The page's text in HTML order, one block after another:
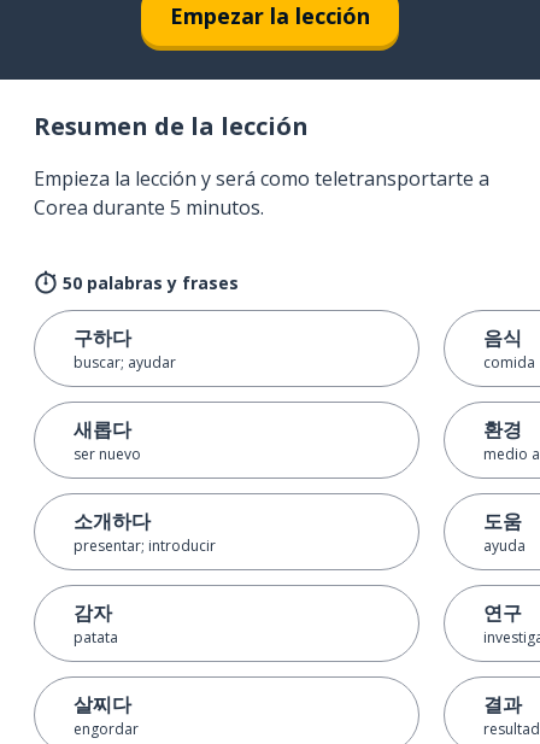
Empezar la lección
Resumen de la lección
Empieza la lección y será como teletransportarte a
Corea durante 5 minutos.
50 palabras y frases
구하다
buscar; ayudar
새롭다
ser nuevo
소개하다
presentar; introducir
감자
patata
살찌다
engordar
음식
comida
환경
medio
도움
ayuda
연구
결과